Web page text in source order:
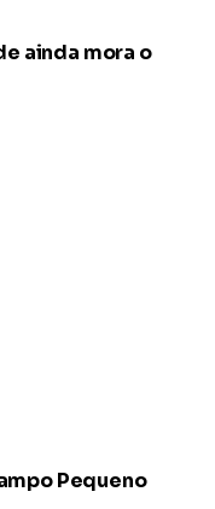
ainda mora o
Pequeno